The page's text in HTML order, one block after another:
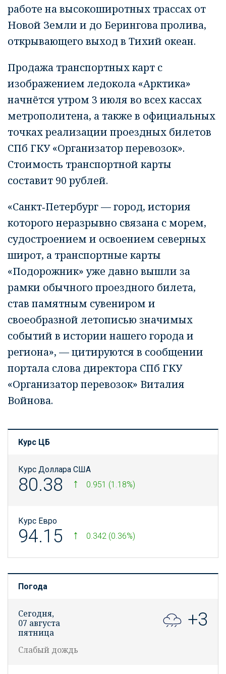
работе на высокоширотных трассах от
Новой Земли и до Берингова пролива,
открывающего выход в Тихий океан.
Продажа транспортных карт с
изображением ледокола «Арктика»
начнётся утром 3 июля во всех кассах
метрополитена, а также в официальных
точках реализации проездных билетов
СПб ГКУ «Организатор перевозок».
Стоимость транспортной карты
составит 90 рублей.
«Санкт‑Петербург — город, история
которого неразрывно связана с морем,
судостроением и освоением северных
широт, а транспортные карты
«Подорожник» уже давно вышли за
рамки обычного проездного билета,
став памятным сувениром и
своеобразной летописью значимых
событий в истории нашего города и
региона», — цитируются в сообщении
портала слова директора СПб ГКУ
«Организатор перевозок» Виталия
Войнова.
Курс ЦБ
Курс Доллара США
80.38 0.951 (1.18%)
Курс Евро
94.15 0.342 (0.36%)
Погода
Сегодня,
07 августа
пятница
+3
Слабый дождь